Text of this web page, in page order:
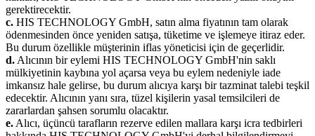
gerektirecektir.
c. HIS TECHNOLOGY GmbH, satın alma fiyatının tam olarak
ödenmesinden önce yeniden satışa, tüketime ve işlemeye itiraz eder.
Bu durum özellikle müşterinin iflas yöneticisi için de geçerlidir.
d. Alıcının bir eylemi HIS TECHNOLOGY GmbH'nin saklı
mülkiyetinin kaybına yol açarsa veya bu eylem nedeniyle iade
imkansız hale gelirse, bu durum alıcıya karşı bir tazminat talebi teşkil
edecektir. Alıcının yanı sıra, tüzel kişilerin yasal temsilcileri de
zararlardan şahsen sorumlu olacaktır.
e. Alıcı, üçüncü tarafların rezerve edilen mallara karşı icra tedbirleri